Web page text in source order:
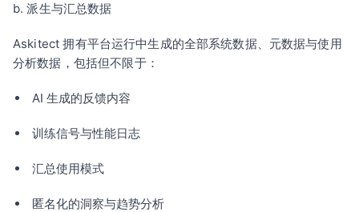
b. 派生与汇总数据
Askitect 拥有平台运行中生成的全部系统数据、元数据与使用
分析数据，包括但不限于：
AI 生成的反馈内容
训练信号与性能日志
汇总使用模式
匿名化的洞察与趋势分析